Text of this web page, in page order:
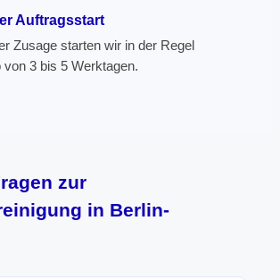
Auftragsstart
Zusage starten wir in der Regel
von 3 bis 5 Werktagen.
zur
in Berlin-